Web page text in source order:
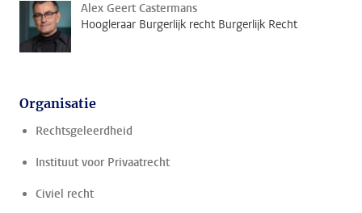
Alex Geert Castermans
Hoogleraar Burgerlijk recht Burgerlijk Recht
Organisatie
Rechtsgeleerdheid
Instituut voor Privaatrecht
Civiel recht